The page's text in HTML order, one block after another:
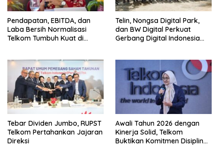
Pendapatan, EBITDA, dan
Laba Bersih Normalisasi
Telkom Tumbuh Kuat di
Telin, Nongsa Digital Park,
dan BW Digital Perkuat
Gerbang Digital Indonesia
Tebar Dividen Jumbo, RUPST
Telkom Pertahankan Jajaran
Direksi
Awali Tahun 2026 dengan
Kinerja Solid, Telkom
Buktikan Komitmen Disiplin